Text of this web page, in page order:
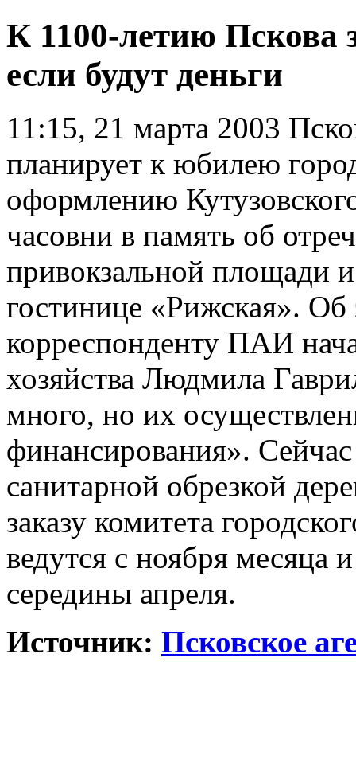
К 1100-летию Пскова
если будут деньги
11:15, 21 марта 2003
планирует к юбилею
оформлению
часовни в память об
привокзальной площади
гостинице «Рижская».
корреспонденту ПАИ
хозяйства Людмила
много, но их
финансирования».
санитарной обрезкой
заказу комитета
ведутся с ноября месяца
середины апреля.
Источник: Псковское